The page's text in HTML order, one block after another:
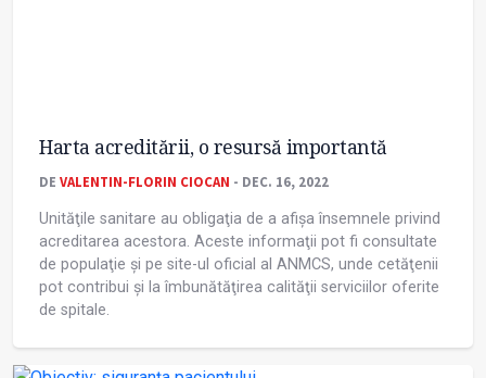
Harta acreditării, o resursă importantă
DE VALENTIN-FLORIN CIOCAN - DEC. 16, 2022
Unităţile sanitare au obligaţia de a afișa însemnele privind
acreditarea acestora. Aceste informaţii pot fi consultate
de populaţie și pe site-ul oficial al ANMCS, unde cetăţenii
pot contribui și la îmbunătăţirea calităţii serviciilor oferite
de spitale.